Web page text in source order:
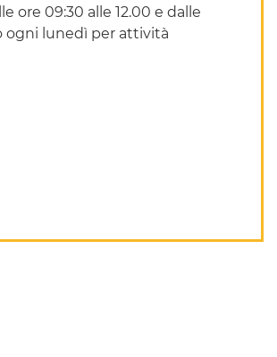
ore 09:30 alle 12.0​0 e dalle
ogni lunedì per attività